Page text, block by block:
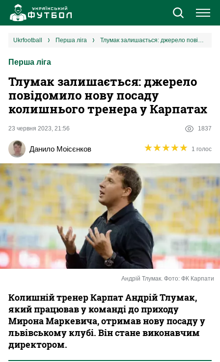
Новини
Єврокубки
УПЛ
2 ліга
Різне
Букмекери
Казино
ukrfootball перша ліга Тлумак залишається: джерело повідомило нову посаду колишнього тренера у Карпатах
Перша ліга
Тлумак залишається: джерело
повідомило нову посаду
колишнього тренера у Карпатах
23 червня 2023, 21:56 1837
Данило Моісєнков ★★★★★
★★★★★ 1 голос
Андрій Тлумак. Фото: ФК Карпати
Колишній тренер Карпат Андрій Тлумак,
який працював у команді до приходу
Мирона Маркевича, отримав нову посаду у
львівському клубі. Він стане виконавчим
директором.